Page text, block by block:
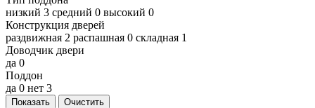
низкий 3 средний 0 высокий 0
Конструкция дверей
раздвижная 2 распашная 0 складная 1
Доводчик двери
да 0
Поддон
да 0 нет 3
Показать Очистить